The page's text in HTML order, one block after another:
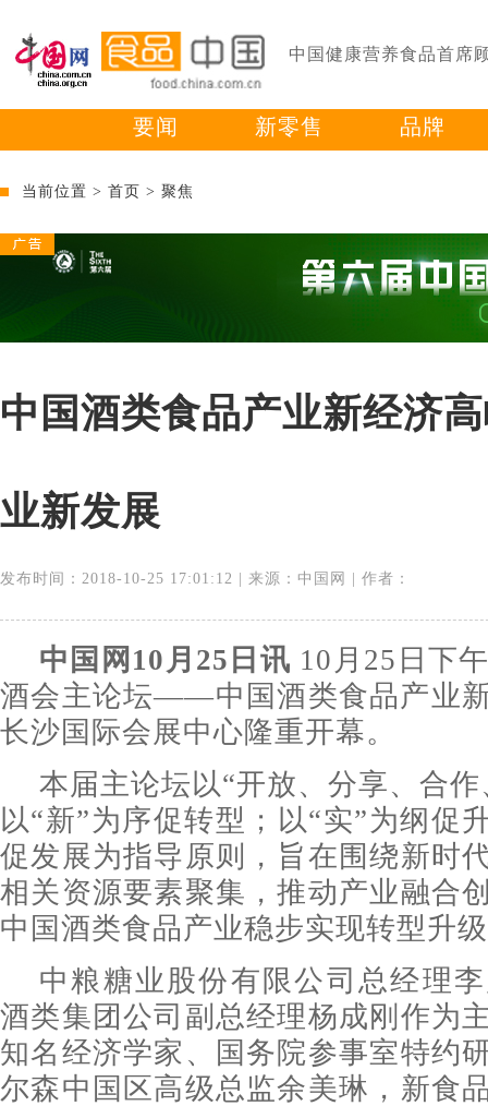
中国健康营养食品首席
要闻 新零售 品牌
当前位置 > 首页 > 聚焦
中国酒类食品产业新经济
业新发展
发布时间：2018-10-25 17:01:12 | 来源：中国网 | 作者：
中国网10月25日讯 10月25日下
酒会主论坛——中国酒类食品产业
长沙国际会展中心隆重开幕。
本届主论坛以“开放、分享、合
以“新”为序促转型；以“实”为纲促
促发展为指导原则，旨在围绕新时
相关资源要素聚集，推动产业融合
中国酒类食品产业稳步实现转型升
中粮糖业股份有限公司总经理
酒类集团公司副总经理杨成刚作为
知名经济学家、国务院参事室特约
尔森中国区高级总监余美琳，新食